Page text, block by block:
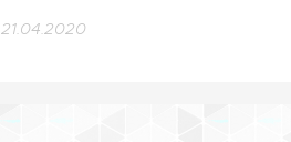
21.04.2020